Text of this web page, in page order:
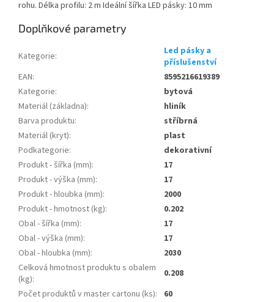
rohu. Délka profilu: 2 m Ideální šířka LED pásky: 10 mm
Doplňkové parametry
Kategorie:
Led pásky a
příslušenství
EAN:
8595216619389
Kategorie:
bytová
Materiál (základna):
hliník
Barva produktu:
stříbrná
Materiál (kryt):
plast
Podkategorie:
dekorativní
Produkt - šířka (mm):
17
Produkt - výška (mm):
17
Produkt - hloubka (mm):
2000
Produkt - hmotnost (kg):
0.202
Obal - šířka (mm):
17
Obal - výška (mm):
17
Obal - hloubka (mm):
2030
Celková hmotnost produktu s obalem
(kg):
0.208
Počet produktů v master cartonu (ks):
60